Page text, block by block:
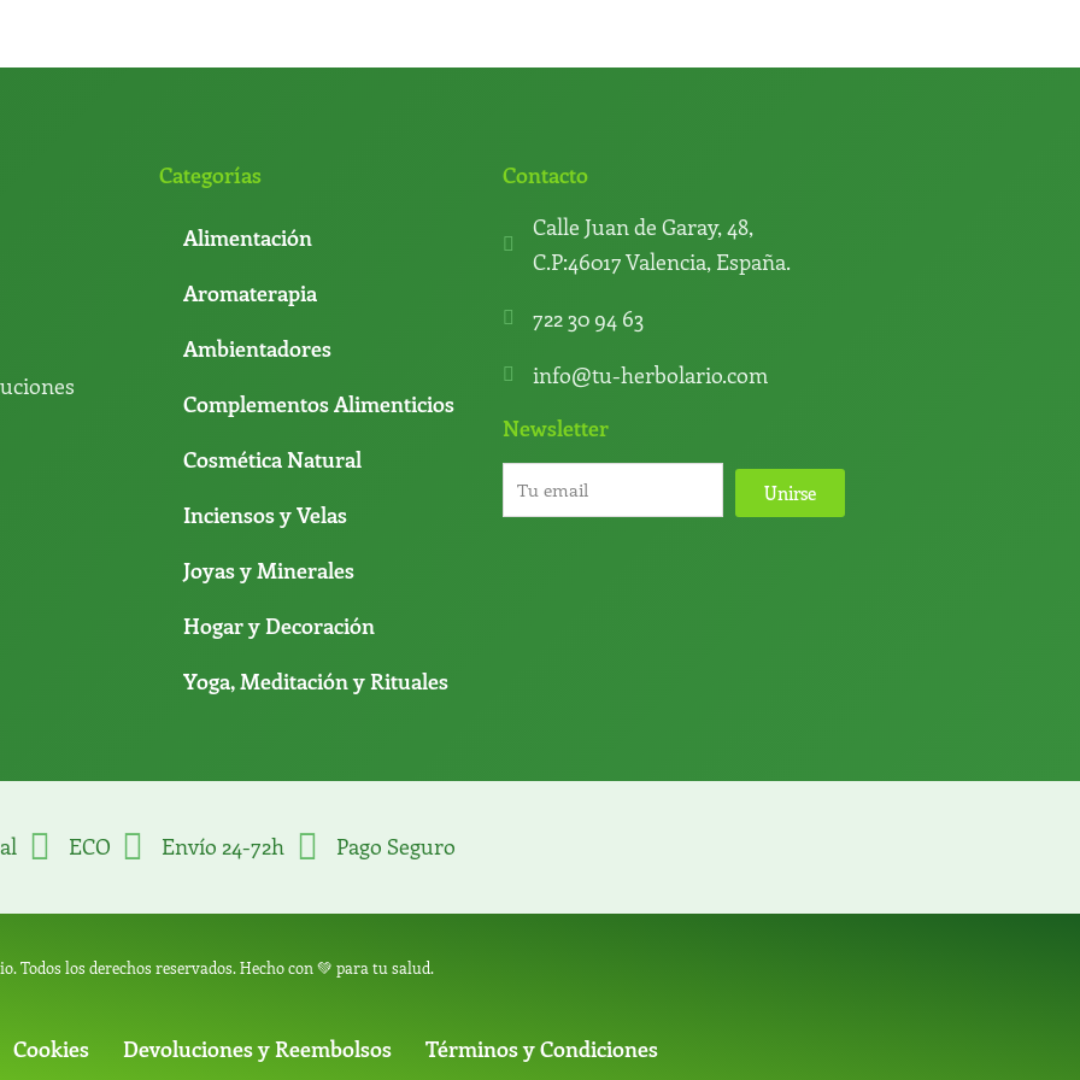
Categorías
Alimentación
Aromaterapia
Ambientadores
Complementos Alimenticios
Cosmética Natural
Inciensos y Velas
Joyas y Minerales
Hogar y Decoración
Yoga, Meditación y Rituales
Contacto
Calle Juan de Garay, 48,
C.P:46017 Valencia, España.
722 30 94 63
info@tu-herbolario.com
Newsletter
Unirse
ECO Envío 24-72h Pago Seguro
Todos los derechos reservados. Hecho con 💚 para tu salud.
Cookies Devoluciones y Reembolsos Términos y Condiciones